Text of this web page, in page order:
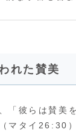
れた賛美
「彼らは賛美
マタイ26:30